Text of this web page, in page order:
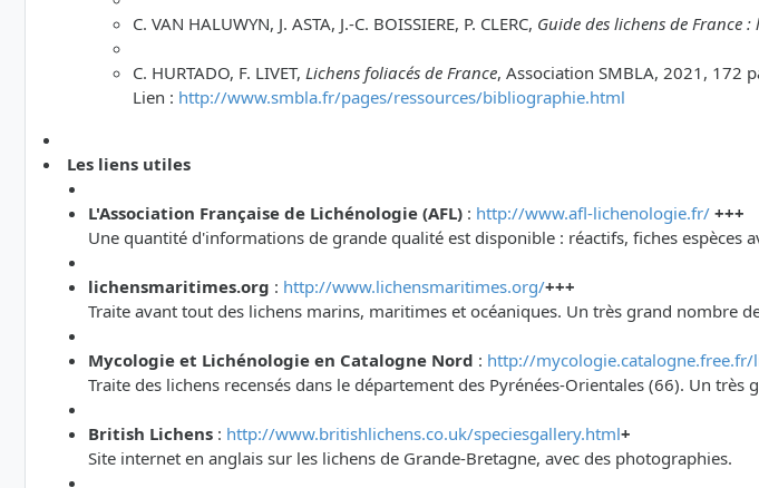
C. VAN HALUWYN, J. ASTA, J.-C. BOISSIERE, P. CLERC, Guide des lichens de France :
C. HURTADO, F. LIVET, Lichens foliacés de France, Association SMBLA, 2021, 172
Lien : http://www.smbla.fr/pages/ressources/bibliographie.html
Les liens utiles
L'Association Française de Lichénologie (AFL) : http://www.afl-lichenologie.fr/ +++
Une quantité d'informations de grande qualité est disponible : réactifs, fiches
lichensmaritimes.org : http://www.lichensmaritimes.org/+++
Traite avant tout des lichens marins, maritimes et océaniques. Un très grand nombre
Mycologie et Lichénologie en Catalogne Nord : http://mycologie.catalogne.free.fr/
Traite des lichens recensés dans le département des Pyrénées-Orientales (66). Un
British Lichens : http://www.britishlichens.co.uk/speciesgallery.html+
Site internet en anglais sur les lichens de Grande-Bretagne, avec des photographies.